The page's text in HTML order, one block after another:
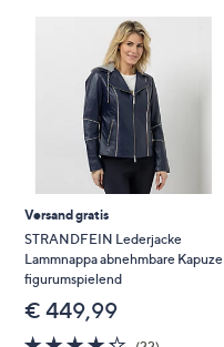
Versand gratis
STRANDFEIN Lederjacke
Lammnappa abnehmbare Kapuze
figurumspielend
€ 449,99
4.2